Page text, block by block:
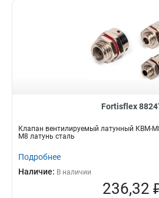
Fortisflex
Клапан вентилируемый латунный КВМ-
M8 латунь сталь
Подробнее
Наличие: В наличии
236,32